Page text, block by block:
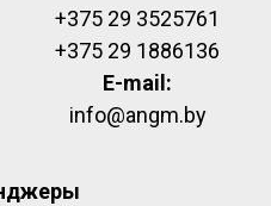
+375 29 3525761
+375 29 1886136
E-mail:
info@angm.by